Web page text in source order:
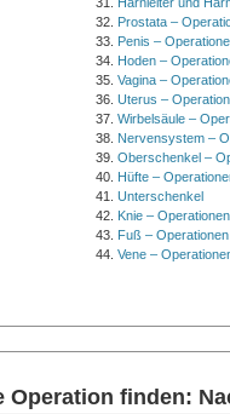
Prostata –
Penis –
Hoden –
Vagina –
Uterus –
Wirbelsäule –
Nervensystem –
Oberschenkel –
Hüfte –
Unterschenkel
Knie –
Fuß –
Vene –
Operation finden: